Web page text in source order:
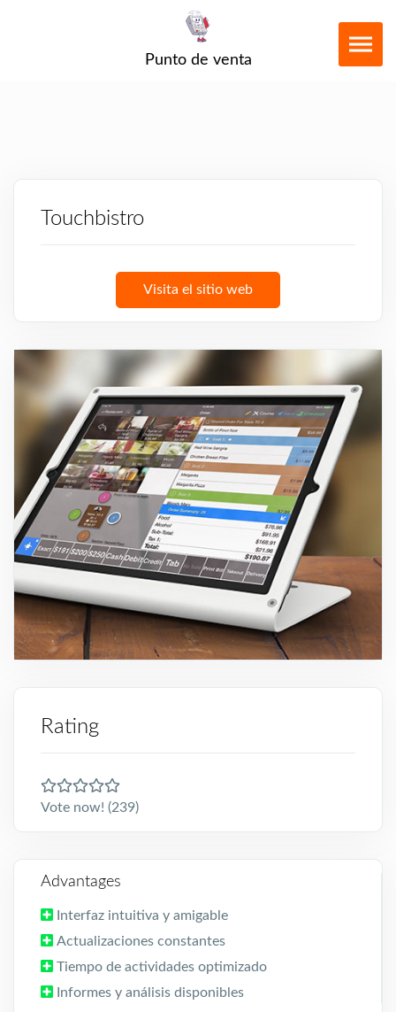
Punto de venta
Rating
Vote now! (239)
Advantages
Interfaz intuitiva y amigable
Actualizaciones constantes
Tiempo de actividades optimizado
Informes y análisis disponibles
Touchbistro
Visita el sitio web